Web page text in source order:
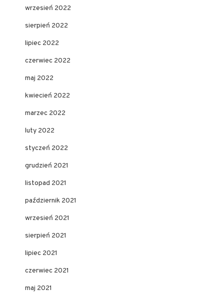
wrzesień 2022
sierpień 2022
lipiec 2022
czerwiec 2022
maj 2022
kwiecień 2022
marzec 2022
luty 2022
styczeń 2022
grudzień 2021
listopad 2021
październik 2021
wrzesień 2021
sierpień 2021
lipiec 2021
czerwiec 2021
maj 2021